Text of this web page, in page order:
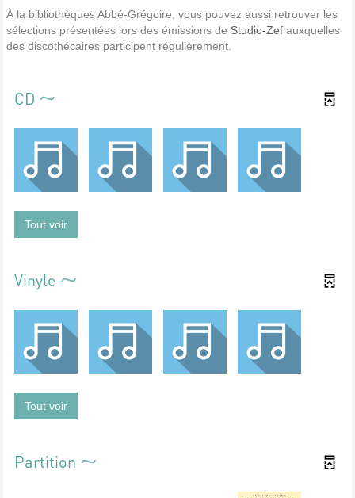
À la bibliothèques Abbé-Grégoire, vous pouvez aussi retrouver les
sélections présentées lors des émissions de Studio-Zef auxquelles
des discothécaires participent régulièrement.
CD
Tout voir
Vinyle
Tout voir
Partition